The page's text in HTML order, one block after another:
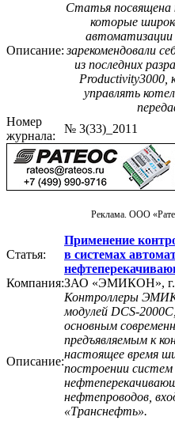
Описание:
Статья посвящена
которые
зарекомендовали
из последних
Productivity3000,
управлять
Номер
журнала:
№ 3(33)_2011
Реклама. ООО
Статья:
Применение
в системах
Компания:ЗАО «ЭМИКОН», г.
Описание:
Контроллеры
модулей DСS-
основным
предъявляемым к
настоящее время
построении
нефтепроводов,
«Транснефть».